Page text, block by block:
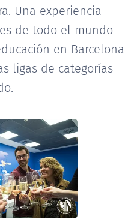
Una experiencia
de todo el mundo
en Barcelona
ligas de categorías